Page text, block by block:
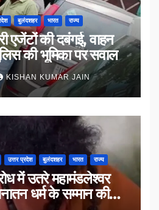
बुलंदशहर भारत राज्य
दबंगई, वाहन
की भूमिका पर सवाल
KISHAN KUMAR JAIN
उत्तर प्रदेश बुलंदशहर भारत राज्य
में उतरे महामंडलेश्वर
धर्म के सम्मान की